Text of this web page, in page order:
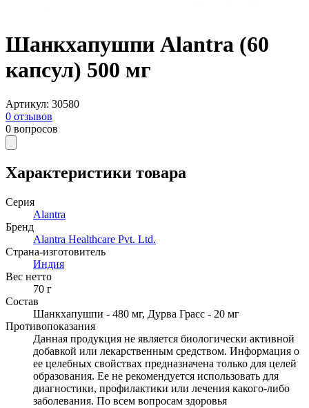
Шанкхапушпи Alantra (60
капсул) 500 мг
Артикул: 30580
0 отзывов
0 вопросов
Характеристики товара
Серия
Alantra
Бренд
Alantra Healthcare Pvt. Ltd.
Страна-изготовитель
Индия
Вес нетто
70 г
Состав
Шанкхапушпи - 480 мг, Дурва Грасс - 20 мг
Противопоказания
Данная продукция не является биологически активной
добавкой или лекарственным средством. Информация о
ее целебных свойствах предназначена только для целей
образования. Ее не рекомендуется использовать для
диагностики, профилактики или лечения какого-либо
заболевания. По всем вопросам здоровья